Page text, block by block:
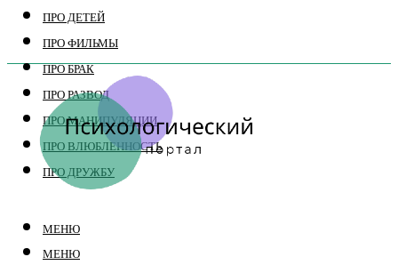
ПРО ДЕТЕЙ
ПРО ФИЛЬМЫ
ПРО БРАК
ПРО РАЗВОД
ПРО МАНИПУЛЯЦИИ
ПРО ВЛЮБЛЕННОСТЬ
ПРО ДРУЖБУ
МЕНЮ
МЕНЮ